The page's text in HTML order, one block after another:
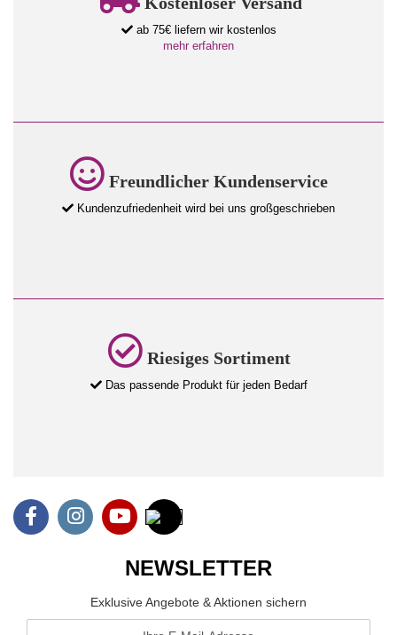
ab 75€ liefern wir kostenlos
mehr erfahren
Freundlicher Kundenservice
Kundenzufriedenheit wird bei uns großgeschrieben
Riesiges Sortiment
Das passende Produkt für jeden Bedarf
NEWSLETTER
Exklusive Angebote & Aktionen sichern